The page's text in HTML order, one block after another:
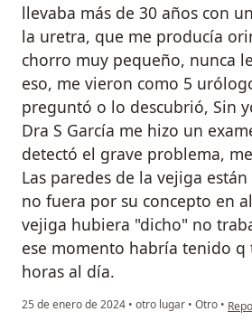
llevaba más de 30 años con
la uretra, que me producía
chorro muy pequeño, nunca
eso, me vieron como 5
preguntó o lo descubrió, Sin
Dra S García me hizo un
detectó el grave problema,
Las paredes de la vejiga
no fuera por su concepto en
vejiga hubiera "dicho" no
ese momento habría tenido q
horas al día.
25 de enero de 2024 • otro lugar • Otro • en